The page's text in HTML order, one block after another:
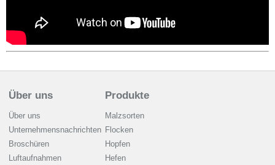
Über uns
Über uns
Unternehmensnachrichten
Broschüren
Luftaufnahmen
Produkte
Malzsorten
Flocken
Hopfen
Hefen